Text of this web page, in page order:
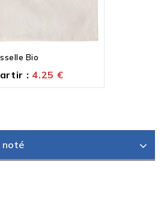
Bio
: 4.25 €
noté